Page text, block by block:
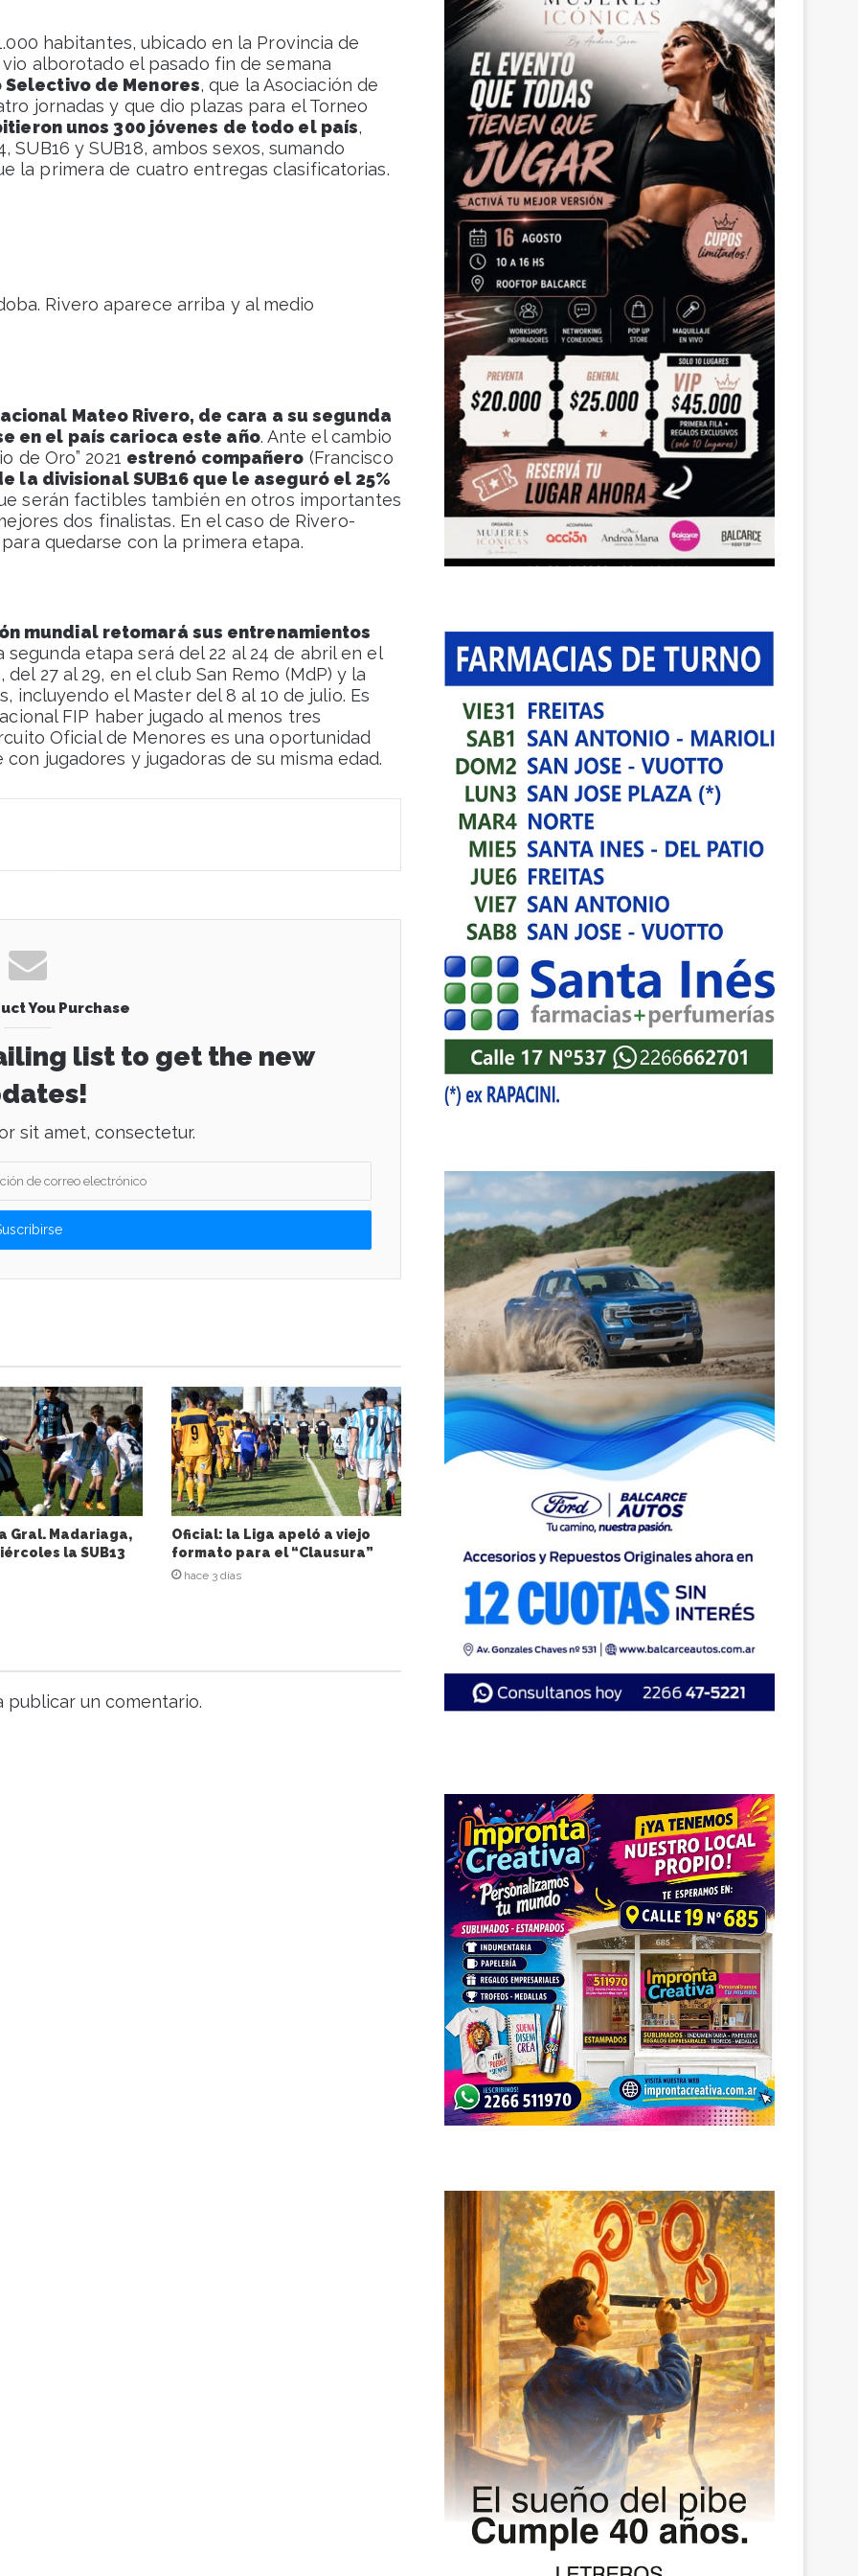
habitantes, ubicado en la Provincia de
alborotado el pasado fin de semana
de Menores, que la Asociación de
jornadas y que dio plazas para el Torneo
unos 300 jóvenes de todo el país,
SUB16 y SUB18, ambos sexos, sumando
la primera de cuatro entregas clasificatorias.
Rivero aparece arriba y al medio
Mateo Rivero, de cara a su segunda
en el país carioca este año. Ante el cambio
de Oro” 2021 estrenó compañero (Francisco
la divisional SUB16 que le aseguró el 25%
serán factibles también en otros importantes
dos finalistas. En el caso de Rivero-
quedarse con la primera etapa.
mundial retomará sus entrenamientos
segunda etapa será del 22 al 24 de abril en el
27 al 29, en el club San Remo (MdP) y la
incluyendo el Master del 8 al 10 de julio. Es
FIP haber jugado al menos tres
Oficial de Menores es una oportunidad
jugadores y jugadoras de su misma edad.
You Purchase
list to get the new
sit amet, consectetur.
Gral. Madariaga,
la SUB13
Oficial: la Liga apeló a viejo
formato para el “Clausura”
hace 3 días
publicar un comentario.